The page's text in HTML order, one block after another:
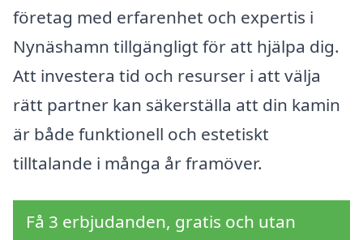
företag med erfarenhet och expertis i
Nynäshamn tillgängligt för att hjälpa dig.
Att investera tid och resurser i att välja
rätt partner kan säkerställa att din kamin
är både funktionell och estetiskt
tilltalande i många år framöver.
Få 3 erbjudanden, gratis och utan